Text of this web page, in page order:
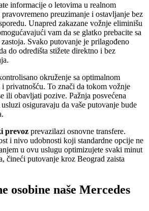
informacije o letovima u realnom
preuzimanje i ostavljanje bez
Unapred zakazane vožnje eliminišu
vam da se glatko prebacite sa
Svako putovanje je prilagođeno
do odredišta stižete direktno i bez
okruženje sa optimalnom
privatnošću. To znači da tokom vožnje
ili obavljati pozive. Pažnja posvećena
osiguravaju da vaše putovanje bude
prevoz prevazilazi osnovne transfere.
i nivo udobnosti koji standardne opcije ne
u ovu uslugu optimizujete svaki minut
čineći putovanje kroz Beograd zaista
osobine naše Mercedes